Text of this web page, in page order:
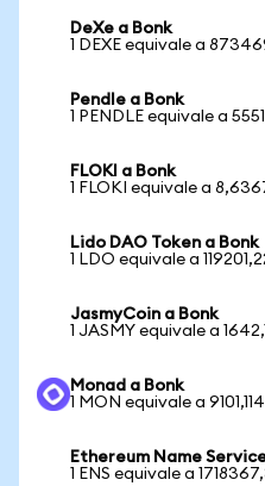
DeXe a Bonk
1 DEXE equivale a
Pendle a Bonk
1 PENDLE equivale a
FLOKI a Bonk
1 FLOKI equivale a
Lido DAO Token a Bonk
1 LDO equivale a
JasmyCoin a Bonk
1 JASMY equivale a
Monad a Bonk
1 MON equivale a
Ethereum Name
1 ENS equivale a